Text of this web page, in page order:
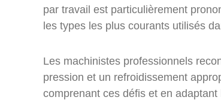
par travail est particulièrement
les types les plus courants utilisés
Les machinistes professionnels
pression et un refroidissement
comprenant ces défis et en